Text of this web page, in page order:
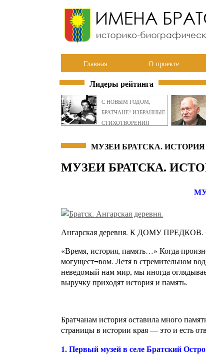
Главная О проекте
Лидеры рейтинга
С НОВЫМ ГОДОМ,
БРАТЧАНЕ! ИЗБРАННЫЕ
СТИХОТВОРЕНИЯ
МУЗЕИ БРАТСКА.
МУЗЕИ БРАТСКА.
Ангарская деревня. К ДОМУ ПРЕДКОВ.
«Время, история, память…» Когда
могущест¬вом. Летя в стремительном
неведомый нам мир, мы иногда
выручку приходят история и память.
Братчанам история оставила много
страницы в истории края — это и есть
1. Первый музей в селе Братский